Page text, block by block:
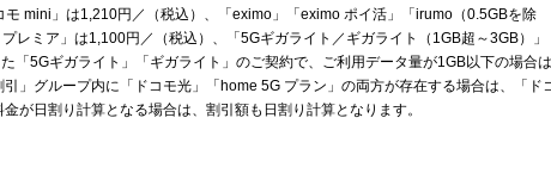
モ mini」は1,210円／（税込）、「eximo」「eximo ポイ活」「irumo（0.5GBを除
レミア」は1,100円／（税込）、「5Gギガライト／ギガライト（1GB超～3GB）」
「5Gギガライト」「ギガライト」のご契約で、ご利用データ量が1GB以下の場合は
」グループ内に「ドコモ光」「home 5G プラン」の両方が存在する場合は、「ド
が日割り計算となる場合は、割引額も日割り計算となります。